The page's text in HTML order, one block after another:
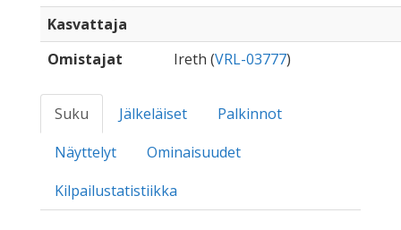
Kasvattaja
Omistajat
Ireth (VRL-03777)
Suku Jälkeläiset
Palkinnot
Näyttelyt
Ominaisuudet
Kilpailustatistiikka